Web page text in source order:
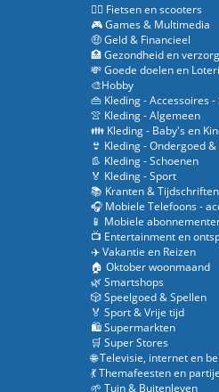
🚴‍♂️ Fietsen en scooters
🎮 Games & Multimedia
🤑 Geld & Financieel
🏥 Gezondheid en
💸 Goede doelen en
🎨Hobby
👜 Kleding - Accessoires
👚 Kleding - Algemeen
👪 Kleding - Baby's en
👙 Kleding - Ondergoed
👢 Kleding - Schoenen
🏅 Kleding - Sport
📚 Kranten & Tijdschriften
🎧 Mobiele Telefoons -
📱 Mobiele
📺 Entertainment en
✈️ Vakantie en Reizen
🏠 Oktober woonmaand
🌿 Smartshops
🎲 Speelgoed & Spellen
🏅 Sport & Vrije tijd
🛍️ Supermarkten
🛒 Super Stores
🌐 Televisie, internet en
💃 Themafeesten en
🌱 Tuin & Buitenleven